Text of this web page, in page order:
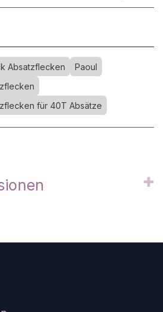
Absatzflecken
Paoul
für 40T Absätze